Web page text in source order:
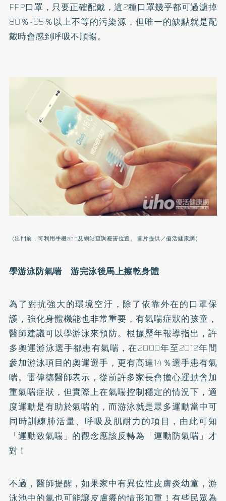
FFP口罩，只要正確配戴，這2種口罩幾乎都可過濾掉
80％-95％以上不等的污染源，但唯一的缺點就是配
戴時會感到呼吸不順暢。
（出門前，可利用手機app及網站查詢霾害位置。 圖片提供／優活健康網）
學游泳防氣喘游完泳後馬上擦乾身體
為了對抗強大的環境空汙，除了依靠外在的口罩保
護，強化身體機能也非常重要，有氣喘症狀的孩童，
醫師建議可以學游泳來預防。根據歷年報導指出，許
多奧運游泳選手都患有氣喘，在2000年至2012年間
參加游泳項目的奧運選手，更有高達14％選手患有氣
喘。雷偉德醫師表示，從前許多家長會擔心運動會加
重氣喘症狀，但實際上在氣喘控制穩定的情況下，適
度運動是有助於氣喘的，而游泳就是眾多運動當中可
同時訓練肺活量、呼吸及肌耐力的項目，由此可知
「運動致氣喘」的觀念應該反轉為「運動防氣喘」才
對！
不過，醫師提醒，如果家中有異位性皮膚炎幼童，游
泳池中的氯也可能讓皮膚癢的情形加重！有些民眾為